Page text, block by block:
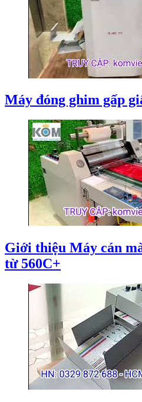
Máy đóng ghim gấp
Giới thiệu Máy cán
từ 560C+